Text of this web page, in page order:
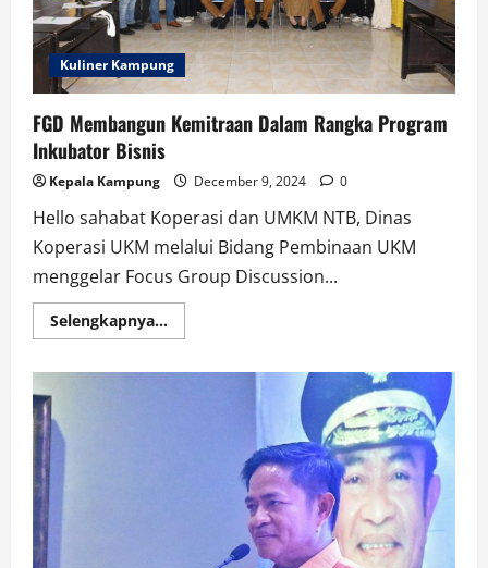
Kuliner Kampung
FGD Membangun Kemitraan Dalam Rangka Program
Inkubator Bisnis
Kepala Kampung December 9, 2024 0
Hello sahabat Koperasi dan UMKM NTB, Dinas
Koperasi UKM melalui Bidang Pembinaan UKM
menggelar Focus Group Discussion...
Selengkapnya...Read
more